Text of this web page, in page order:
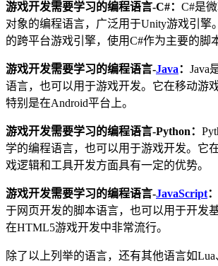
游戏开发需要学习的编程语言-C#： C#是
对象的编程语言，广泛用于Unity游戏引擎
的跨平台游戏引擎，使用C#作为主要的脚
游戏开发需要学习的编程语言-Java： Java
语言，也可以用于游戏开发。它在移动游
特别是在Android平台上。
游戏开发需要学习的编程语言-Python：
学的编程语言，也可以用于游戏开发。它
戏逻辑和工具开发方面具有一定的优势。
游戏开发需要学习的编程语言-JavaScript：
于网页开发的脚本语言，也可以用于开发
在HTML5游戏开发中非常流行。
除了以上列举的语言，还有其他语言如Lua